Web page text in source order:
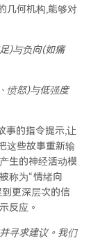
几何机构,能够对
)与负向(如痛
愤怒)与低强度
事的指令提示,让
这些故事重新输
生的神经活动模
称为“情绪向
更深层次的信
反应。
寻求建议。我们